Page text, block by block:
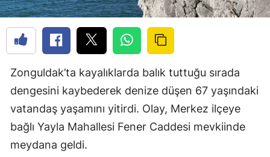
Zonguldak’ta kayalıklarda balık tuttuğu sırada
dengesini kaybederek denize düşen 67 yaşındaki
vatandaş yaşamını yitirdi. Olay, Merkez ilçeye
bağlı Yayla Mahallesi Fener Caddesi mevkiinde
meydana geldi.